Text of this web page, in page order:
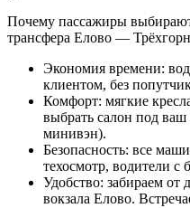
Почему пассажиры
трансфера Елово —
Экономия времени:
клиентом, без
Комфорт: мягкие
выбрать салон под ваш
минивэн).
Безопасность: все
техосмотр, водители
Удобство: забираем от
вокзала Елово.